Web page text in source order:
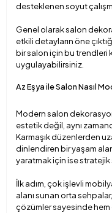
desteklenen soyut
Genel olarak salon
etkili detayların öne
bir salon için bu trendleri
uygulayabilirsiniz.
Az Eşya ile Salon Nasıl
Modern salon
estetik değil, aynı
Karmaşık düzenlerden
dinlendiren bir yaşam
yaratmak için ise
İlk adım, çok işlevli
alanı sunan orta
çözümler sayesinde hem